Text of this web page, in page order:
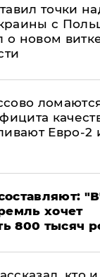
точки
с
о новом
Евро-2
хочет
800 тысяч